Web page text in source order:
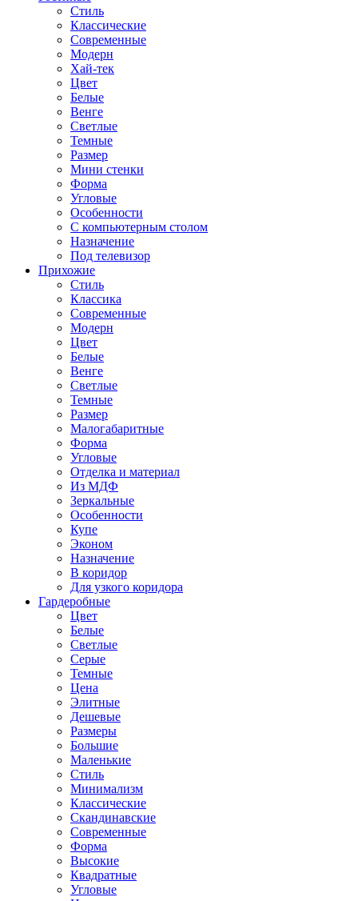
Стиль
Классические
Современные
Модерн
Хай-тек
Цвет
Белые
Венге
Светлые
Темные
Размер
Мини стенки
Форма
Угловые
Особенности
С компьютерным столом
Назначение
Под телевизор
Прихожие
Стиль
Классика
Современные
Модерн
Цвет
Белые
Венге
Светлые
Темные
Размер
Малогабаритные
Форма
Угловые
Отделка и материал
Из МДФ
Зеркальные
Особенности
Купе
Эконом
Назначение
В коридор
Для узкого коридора
Гардеробные
Цвет
Белые
Светлые
Серые
Темные
Цена
Элитные
Дешевые
Размеры
Большие
Маленькие
Стиль
Минимализм
Классические
Скандинавские
Современные
Форма
Высокие
Квадратные
Угловые